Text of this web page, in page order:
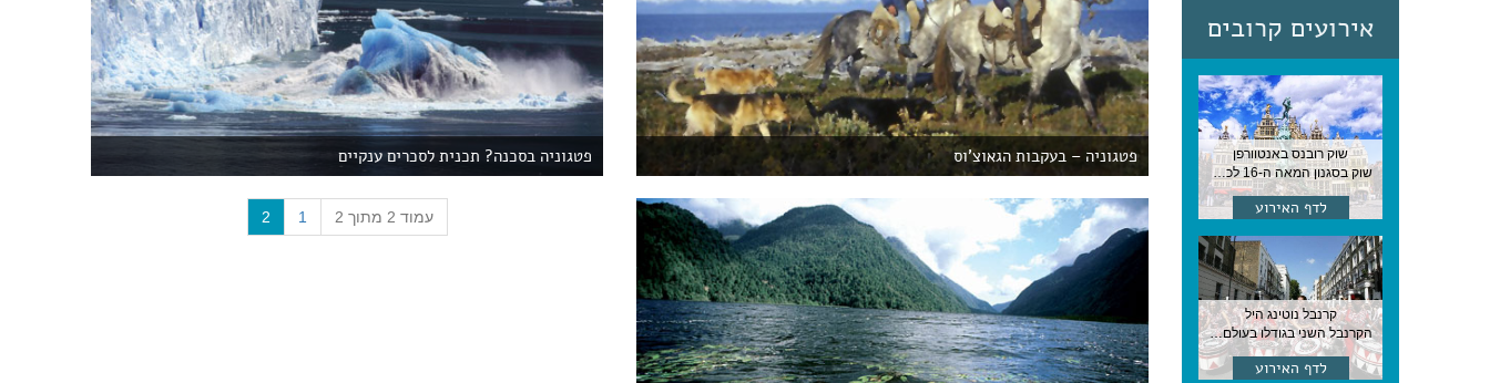
אירועים קרובים
שוק רובנס באנטוורפן
שוק בסגנון המאה ה-16 לכבודו של הצייר המפורסם, בן העיר, נערך ב-15 באוגוסט באנטוורפן
לדף האירוע
קרנבל נוטינג היל
הקרנבל השני בגודלו בעולם, עם מוזיקה, תהלוכות ותחפושות. לונדון
לדף האירוע
פטגוניה – בעקבות הגאוצ'וס פטגוניה בסכנה? תכנית לסכרים ענקיים
עמוד 2 מתוך 2 1
2
(
c